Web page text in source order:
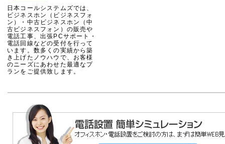
日本コールシステムズでは、
ビジネスホン（ビジネスフォ
ン）・中古ビジネスホン（中
古ビジネスフォン）の販売や
電話工事、出張PCサポート・
電話回線などの受付を行って
います。数多くの実績から築
き上げたノウハウで、お客様
のニーズにあわせた最適なプ
ランをご提供致します。